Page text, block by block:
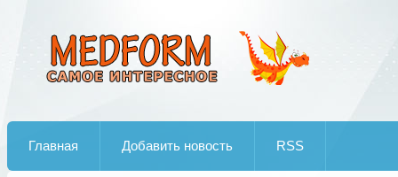
Главная Добавить новость RSS